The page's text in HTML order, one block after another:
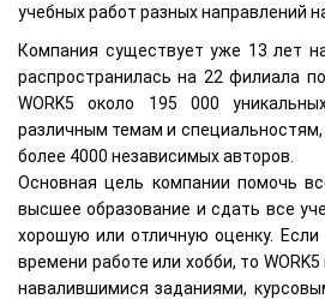
учебных работ разных направлений
Компания существует уже 13 лет
распространилась на 22 филиала
WORK5 около 195 000
различным темам и
более 4000 независимых авторов.
Основная цель компании помочь
высшее образование и сдать все
хорошую или отличную оценку. Если
времени работе или хобби, то
навалившимися заданиями,